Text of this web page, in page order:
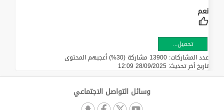
تحميل...
عدد المشاركات: 13900 مشاركة (30%) أعجبهم المحتوى
تاريخ أخر تحديث: 28/09/2025 12:09
وسائل التواصل الاجتماعي